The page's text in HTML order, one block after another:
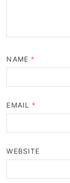
NAME *
EMAIL *
WEBSITE